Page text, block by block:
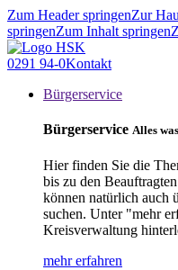
Zum Header springenZur
springenZum Inhalt springen
0291 94-0Kontakt
Bürgerservice
Bürgerservice Alles
Hier finden Sie die
bis zu den
können natürlich auch
suchen. Unter "mehr
Kreisverwaltung
mehr erfahren